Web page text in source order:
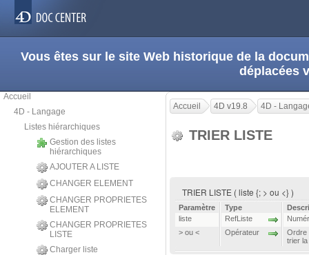
Vous êtes sur le site Web historique de la
déplacées
Accueil
4D - Langage
Listes hiérarchiques
Gestion des listes
hiérarchiques
AJOUTER A LISTE
CHANGER ELEMENT
CHANGER PROPRIETES
ELEMENT
CHANGER PROPRIETES
LISTE
Charger liste
Accueil 4D v19.8 4D -
TRIER LISTE
TRIER LISTE ( liste {; > ou <} )
Paramètre Type
liste
RefListe
> ou <
Opérateur
Ordre
trier